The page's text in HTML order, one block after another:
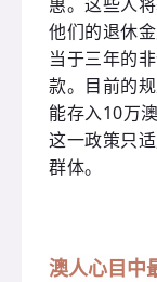
他们的退休
当于三年的
款。目前的
能存入10万
这一政策只
群体。
澳人心目中